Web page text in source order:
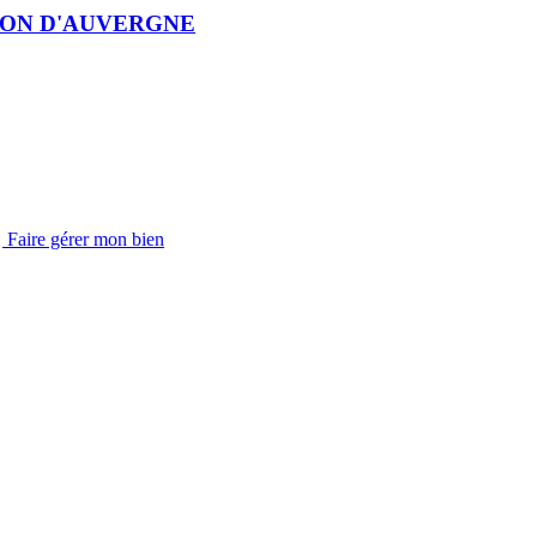
D'AUVERGNE
Faire gérer mon bien